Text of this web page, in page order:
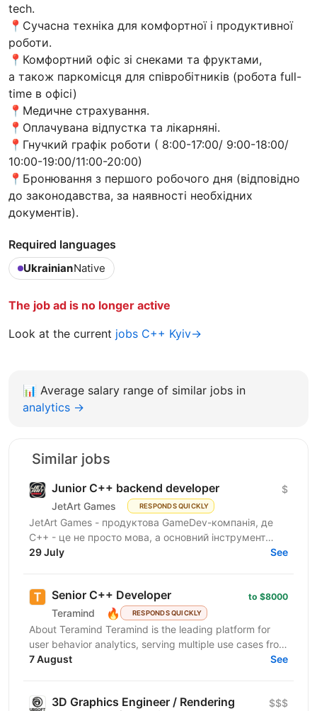
tech.
📍Сучасна техніка для комфортної і продуктивної
роботи.
📍Комфортний офіс зі снеками та фруктами,
а також паркомісця для співробітників (робота full-
time в офісі)
📍Медичне страхування.
📍Оплачувана відпустка та лікарняні.
📍Гнучкий графік роботи ( 8:00-17:00/ 9:00-18:00/
10:00-19:00/11:00-20:00)
📍Бронювання з першого робочого дня (відповідно
до законодавства, за наявності необхідних
документів).
Required languages
UkrainianNative
The job ad is no longer active
Look at the current jobs C++ Kyiv→
📊 Average salary range of similar jobs in
analytics →
Similar jobs
Junior C++ backend developer
JetArt Games RESPONDS QUICKLY
$
JetArt Games - продуктова GameDev-компанія, де
C++ - це не просто мова, а основний інструмент
виробництва. Ми будуємо серверну інфраструктуру
29 July See
Senior C++ Developer
Teramind 🔥 RESPONDS QUICKLY
to $8000
About Teramind Teramind is the leading platform for
user behavior analytics, serving multiple use cases from
insider risk mitigation to business process...
7 August See
3D Graphics Engineer / Rendering
$$$